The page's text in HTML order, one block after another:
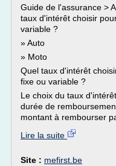
Guide de l'assurance >
taux d'intérêt choisir
variable ?
» Auto
» Moto
Quel taux d'intérêt
fixe ou variable ?
Le choix du taux
durée de
montant à rembourser
Lire la suite
Site : mefirst.be